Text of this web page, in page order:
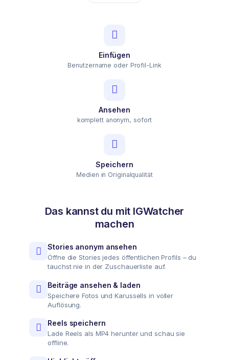
Einfügen
Benutzername oder Profil-Link
Ansehen
komplett anonym, sofort
Speichern
Medien in Originalqualität
Das kannst du mit IGWatcher
machen
Stories anonym ansehen
Öffne die Stories jedes öffentlichen Profils – du
tauchst nie in der Zuschauerliste auf.
Beiträge ansehen & laden
Speichere Fotos und Karussells in voller
Auflösung.
Reels speichern
Lade Reels als MP4 herunter und schau sie
offline.